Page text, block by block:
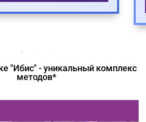
"Ибис" - уникальный комплекс
методов*